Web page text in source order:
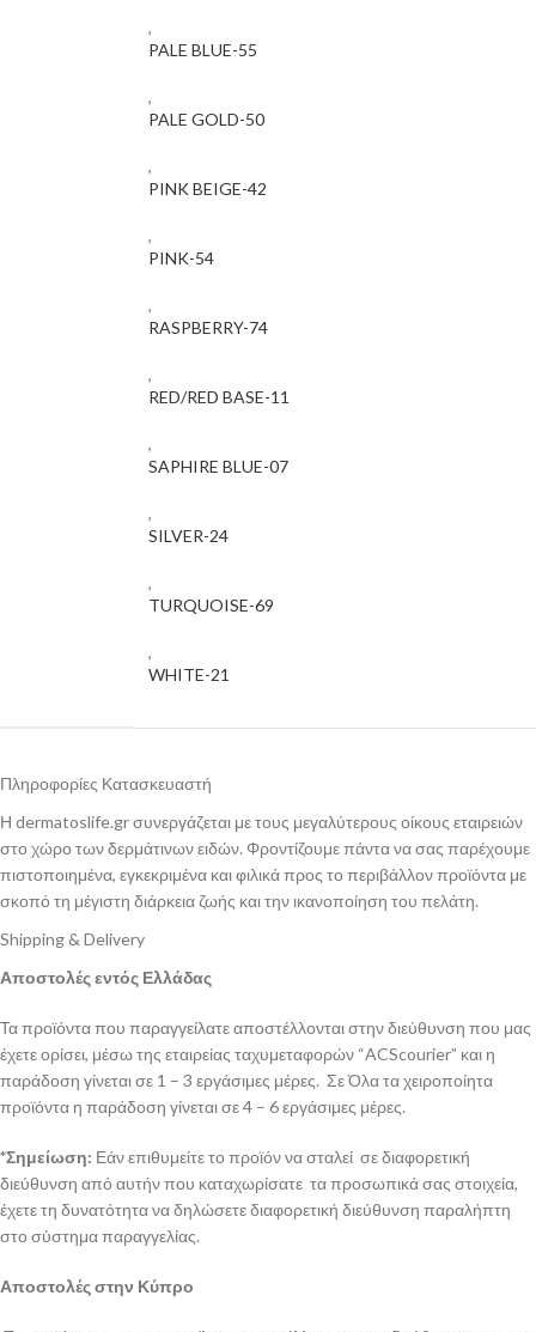
,
PALE BLUE-55
,
PALE GOLD-50
,
PINK BEIGE-42
,
PINK-54
,
RASPBERRY-74
,
RED/RED BASE-11
,
SAPHIRE BLUE-07
,
SILVER-24
,
TURQUOISE-69
,
WHITE-21
Πληροφορίες Κατασκευαστή
Η dermatoslife.gr συνεργάζεται με τους μεγαλύτερους οίκους εταιρειών
στο χώρο των δερμάτινων ειδών. Φροντίζουμε πάντα να σας παρέχουμε
πιστοποιημένα, εγκεκριμένα και φιλικά προς το περιβάλλον προϊόντα με
σκοπό τη μέγιστη διάρκεια ζωής και την ικανοποίηση του πελάτη.
Shipping & Delivery
Αποστολές εντός Ελλάδας
Τα προϊόντα που παραγγείλατε αποστέλλονται στην διεύθυνση που μας
έχετε ορίσει, μέσω της εταιρείας ταχυμεταφορών “ACScourier” και η
παράδοση γίνεται σε 1 – 3 εργάσιμες μέρες. Σε Όλα τα χειροποίητα
προϊόντα η παράδοση γίνεται σε 4 – 6 εργάσιμες μέρες.
*Σημείωση: Εάν επιθυμείτε το προϊόν να σταλεί σε διαφορετική
διεύθυνση από αυτήν που καταχωρίσατε τα προσωπικά σας στοιχεία,
έχετε τη δυνατότητα να δηλώσετε διαφορετική διεύθυνση παραλήπτη
στο σύστημα παραγγελίας.
Αποστολές στην Κύπρο